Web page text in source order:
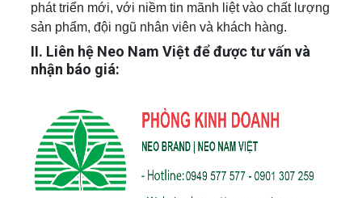
phát triển mới, với niềm tin mãnh liệt vào chất lượng
sản phẩm, đội ngũ nhân viên và khách hàng.
II. Liên hệ Neo Nam Việt để được tư vấn và
nhận báo giá: